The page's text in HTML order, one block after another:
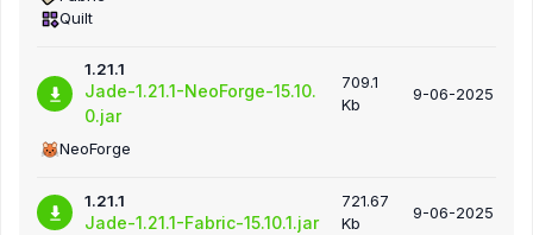
Quilt
1.21.1
Jade-1.21.1-NeoForge-15.10.
0.jar
NeoForge
709.1
Kb
9-06-2025
1.21.1
Jade-1.21.1-Fabric-15.10.1.jar
721.67
Kb
9-06-2025